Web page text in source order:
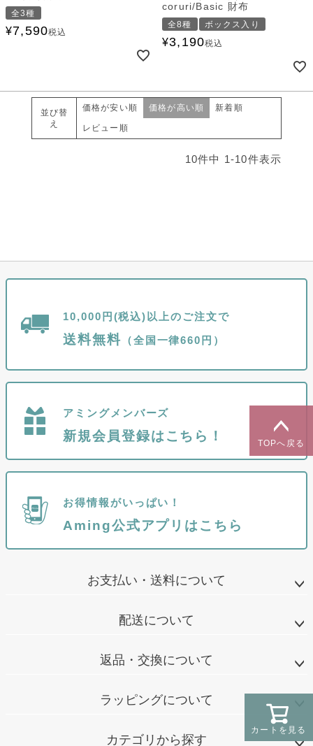
全3種
¥7,590税込
coruri/Basic 財布
全8種 ボックス入り
¥3,190税込
並び替
え
価格が安い順 価格が高い順 新着順
レビュー順
10件中 1 -10件表示
カートを見る
TOPへ戻る
10,000円(税込)以上のご注文で
送料無料 （全国一律660円）
アミングメンバーズ
新規会員登録はこちら！
お得情報がいっぱい！
Aming公式アプリはこちら
お支払い・送料について
配送について
返品・交換について
ラッピングについて
カテゴリから探す